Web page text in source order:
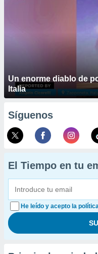
Un enorme diablo de
Italia
Síguenos
El Tiempo en tu
He leído y acepto la